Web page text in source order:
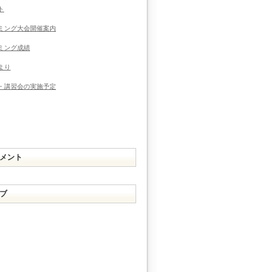
ング大会開催案内
ング成績
り
講習会の実施予定
ント